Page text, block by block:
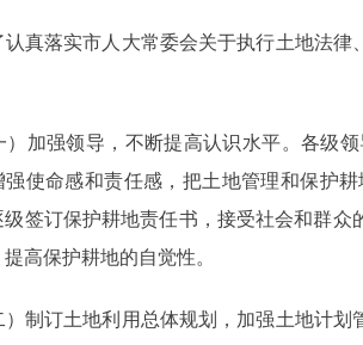
真落实市人大常委会关于执行土地法律
加强领导，不断提高认识水平。各级
强使命感和责任感，把土地管理和保护
级签订保护耕地责任书，接受社会和群
高保护耕地的自觉性。
制订土地利用总体规划，加强土地计划